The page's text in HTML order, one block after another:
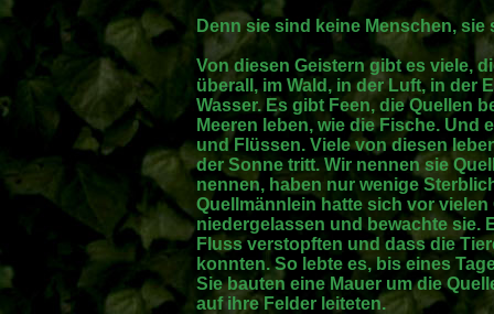
Denn sie sind keine Menschen,
Von diesen Geistern gibt es viele,
überall, im Wald, in der Luft, in der
Wasser. Es gibt Feen, die Quellen
Meeren leben, wie die Fische.
und Flüssen. Viele von diesen
der Sonne tritt. Wir nennen sie
nennen, haben nur wenige
Quellmännlein hatte sich vor
niedergelassen und bewachte sie.
Fluss verstopften und dass die
konnten. So lebte es, bis eines
Sie bauten eine Mauer um die
auf ihre Felder leiteten.